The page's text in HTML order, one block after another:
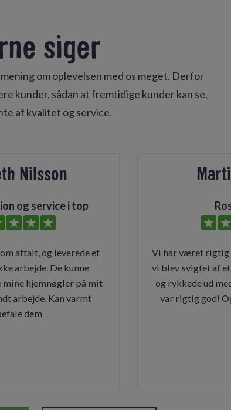
siger
om oplevelsen med os meget. Derfor
kunder, sådan at fremtidige kunder kan se,
af kvalitet og service.
Nilsson
og service i top
aftalt, og leverede et
arbejde. De kunne
mine hjemnøgler på mit
arbejde. Kan varmt
dem
Vi har været rigtig
vi blev svigtet af
og rykkede ud
var rigtig god!